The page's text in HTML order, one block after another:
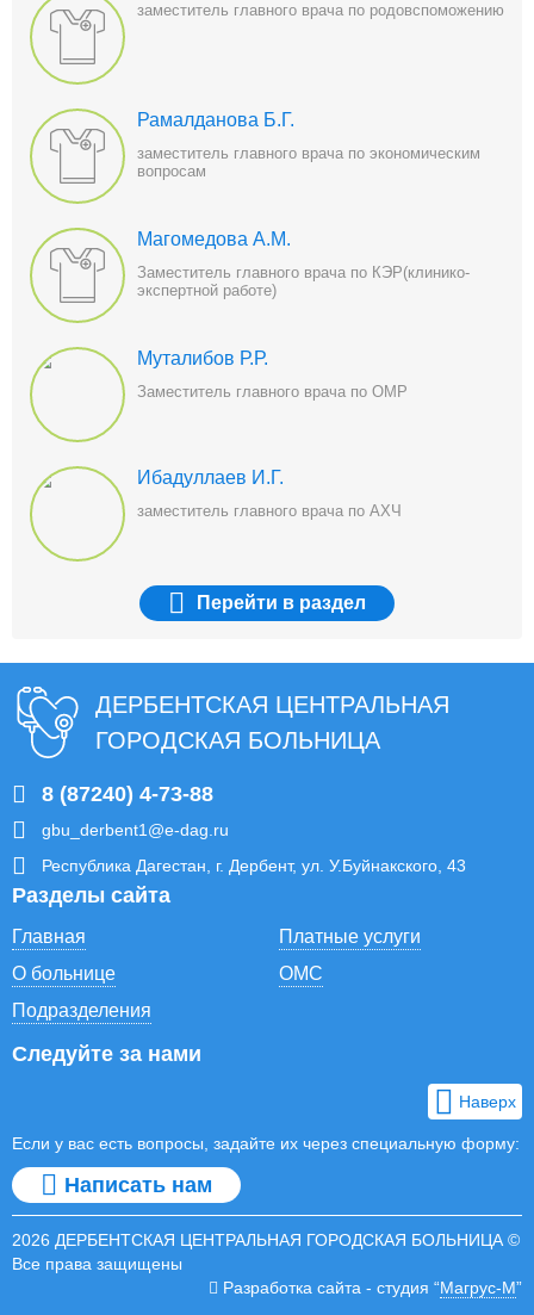
заместитель главного врача по родовспоможению
Рамалданова Б.Г.
заместитель главного врача по экономическим
вопросам
Магомедова А.М.
Заместитель главного врача по КЭР(клинико-
экспертной работе)
Муталибов Р.Р.
Заместитель главного врача по ОМР
Ибадуллаев И.Г.
заместитель главного врача по АХЧ
Перейти в раздел
ДЕРБЕНТСКАЯ ЦЕНТРАЛЬНАЯ
ГОРОДСКАЯ БОЛЬНИЦА
8 (87240) 4-73-88
gbu_derbent1@e-dag.ru
Республика Дагестан, г. Дербент, ул. У.Буйнакского, 43
Разделы сайта
Главная
Платные услуги
О больнице
ОМС
Подразделения
Следуйте за нами
Наверх
Если у вас есть вопросы, задайте их через специальную форму:
Написать нам
2026 ДЕРБЕНТСКАЯ ЦЕНТРАЛЬНАЯ ГОРОДСКАЯ БОЛЬНИЦА ©
Все права защищены
Разработка сайта - студия “Магрус-М”